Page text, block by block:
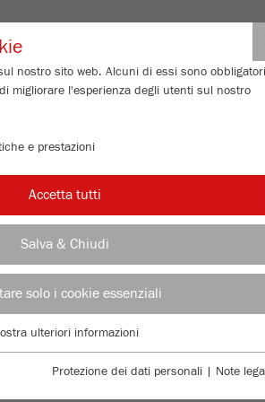
nostro sito web. Alcuni di essi sono
migliorare l'esperienza degli utenti sul nostro
e prestazioni
Accetta tutti
Salva & Chiudi
solo i cookie essenziali
per le funzioni di base del sito web. Ciò
ulteriori informazioni
Protezione dei dati personali | Note
Login partner
THE